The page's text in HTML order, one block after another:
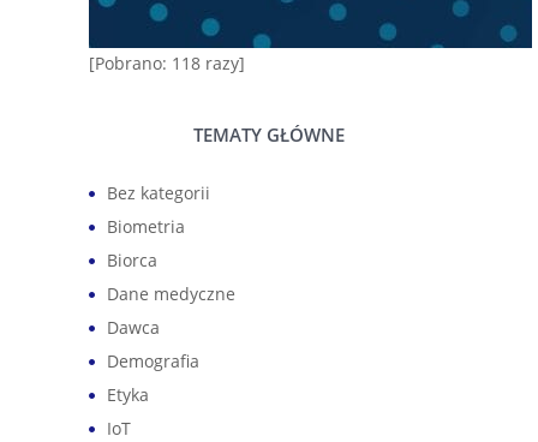
[Pobrano: 118 razy]
TEMATY GŁÓWNE
Bez kategorii
Biometria
Biorca
Dane medyczne
Dawca
Demografia
Etyka
IoT